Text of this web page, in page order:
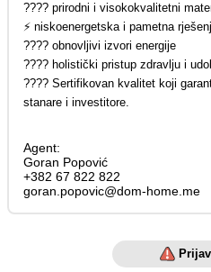
???? prirodni i visokokvalitetni
⚡ niskoenergetska i pametna
???? obnovljivi izvori energije
???? holistički pristup zdravlju i
???? Sertifikovan kvalitet koji
stanare i investitore.
Agent:
Goran Popović
+382 67 822 822
goran.popovic@dom-home.me